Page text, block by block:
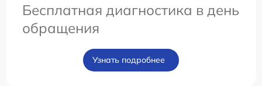
Бесплатная диагностика в день
обращения
Узнать подробнее